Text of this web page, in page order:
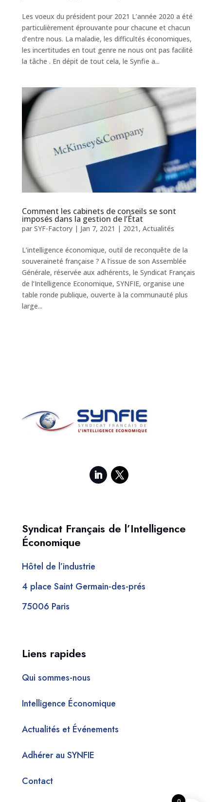
Les voeux du président pour 2021 L’année 2020 a été
particulièrement éprouvante pour chacune et chacun
d’entre nous. La maladie, les difficultés économiques,
les incertitudes en tout genre ne nous ont pas facilité
la tâche . En dépit de tout cela, le Synfie a...
Comment les cabinets de conseils se sont
imposés dans la gestion de l’État
par SYF-Factory| Jan 7, 2021 | 2021 , Actualités
L’intelligence économique, outil de reconquête de la
souveraineté française ? A l’issue de son Assemblée
Générale, réservée aux adhérents, le Syndicat Français
de l’Intelligence Economique, SYNFIE, organise une
table ronde publique, ouverte à la communauté plus
large...
Syndicat Français de l’Intelligence
Économique
Hôtel de l’industrie
4 place Saint Germain-des-prés
75006 Paris
Liens rapides
Qui sommes-nous
Intelligence Économique
Actualités et Événements
Adhérer au SYNFIE
Contact